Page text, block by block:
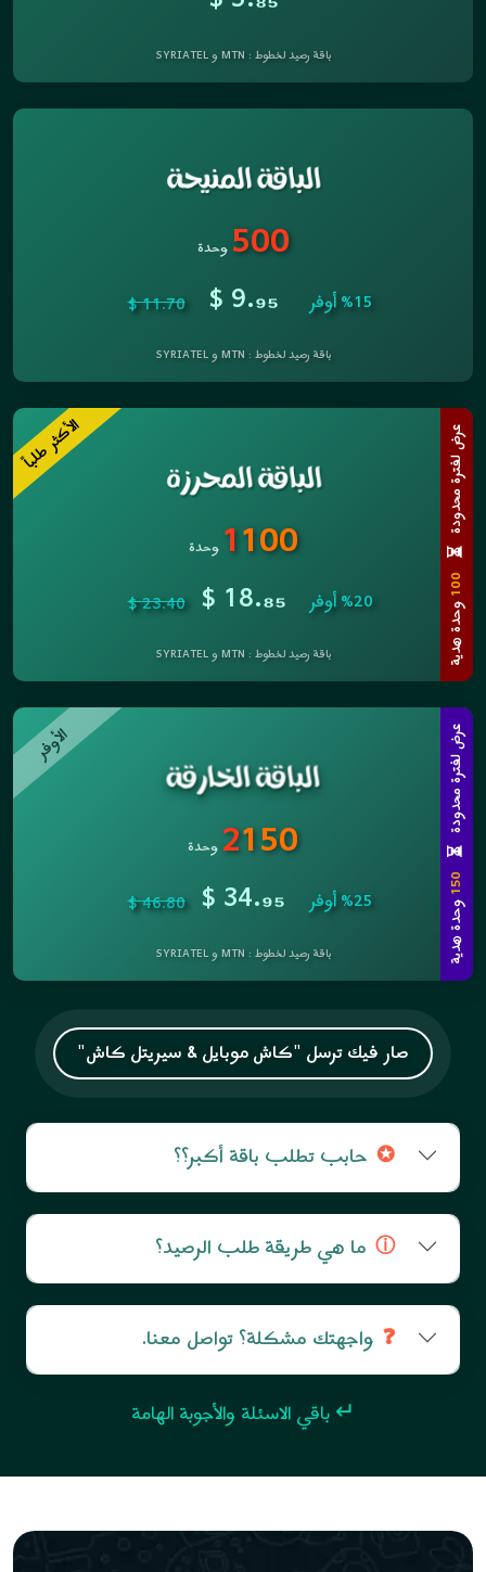
باقة رصيد لخطوط : MTN و SYRIATEL
500وحدة
$ 9.₉₅ %15 أوفر 11.70 $
باقة رصيد لخطوط : MTN و SYRIATEL
عرض لفترة محدودة
⏳
100
وحدة هدية
الأكثر طلباً
1100 وحدة
$ 18.₈₅ %20 أوفر 23.40 $
باقة رصيد لخطوط : MTN و SYRIATEL
عرض لفترة محدودة
⏳
150
وحدة هدية
الأوفر
2150 وحدة
$ 34.₉₅ %25 أوفر 46.80 $
باقة رصيد لخطوط : MTN و SYRIATEL
صار فيك ترسل "كاش موبايل & سيريتل كاش"
✪ حابب تطلب باقة أكبر؟؟
ⓘ ما هي طريقة طلب الرصيد؟
❓ واجهتك مشكلة؟ تواصل معنا.
↵ باقي الاسئلة والأجوبة الهامة